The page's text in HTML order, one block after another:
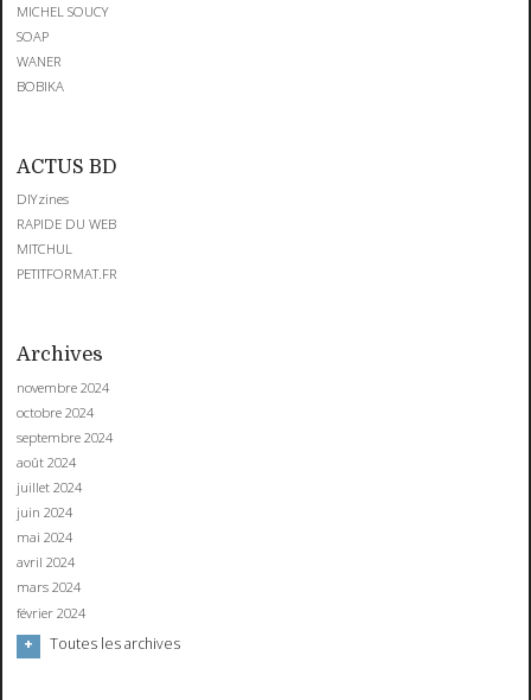
MICHEL SOUCY
SOAP
WANER
BOBIKA
ACTUS BD
DIYzines
RAPIDE DU WEB
MITCHUL
PETITFORMAT.FR
Archives
novembre 2024
octobre 2024
septembre 2024
août 2024
juillet 2024
juin 2024
mai 2024
avril 2024
mars 2024
février 2024
Toutes les archives